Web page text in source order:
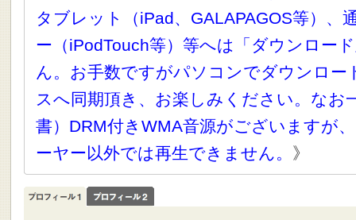
タブレット（iPad、GALAPAGOS等）、
ー（iPodTouch等）等へは「ダウンロー
ん。お手数ですがパソコンでダウンロー
スへ同期頂き、お楽しみください。なお
書）DRM付きWMA音源がございますが
ーヤー以外では再生できません。 》